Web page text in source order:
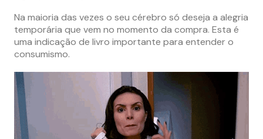
Na maioria das vezes o seu cérebro só deseja a alegria
temporária que vem no momento da compra. Esta é
uma indicação de livro importante para entender o
consumismo.